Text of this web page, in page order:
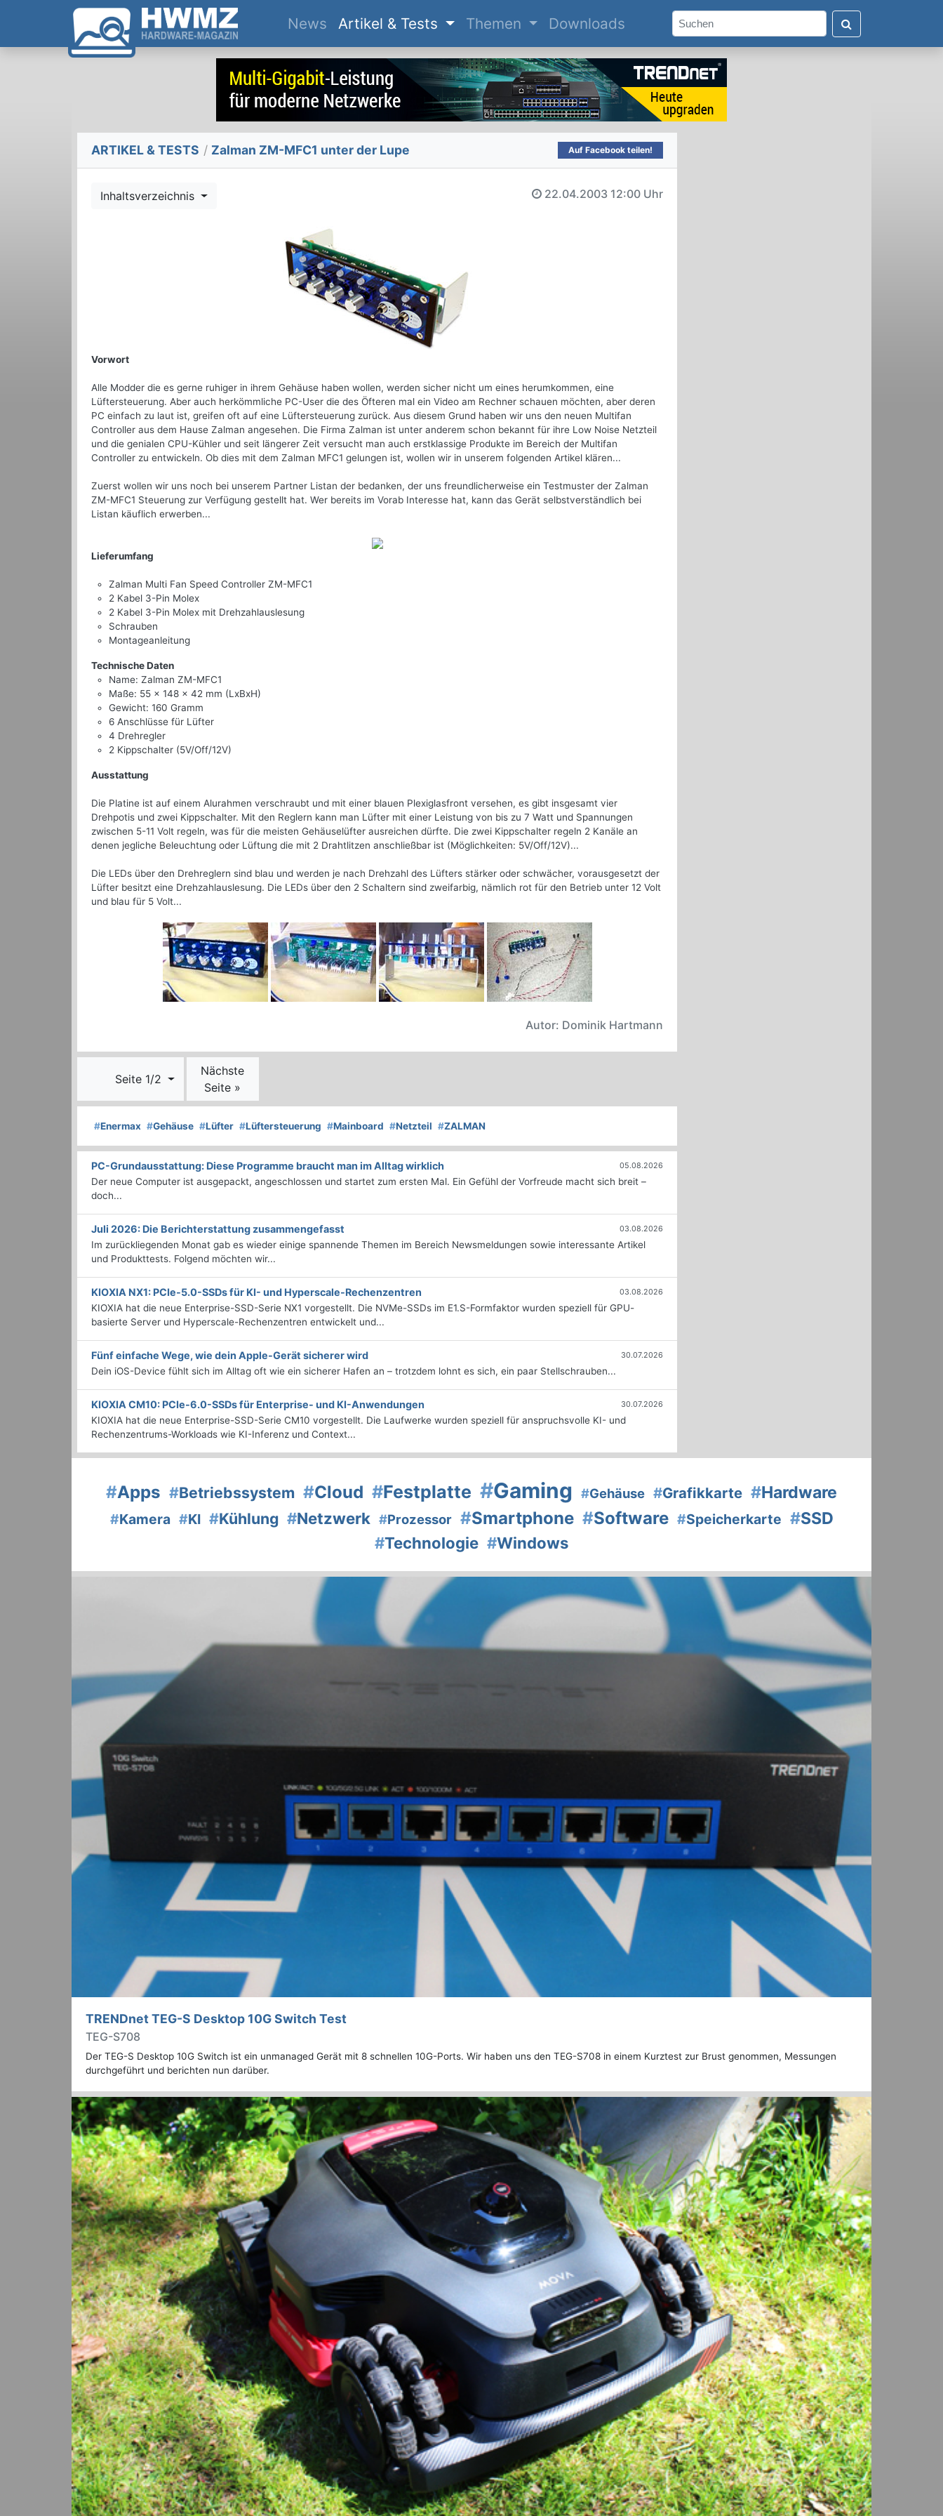
News(current)
Artikel & Tests Themen Downloads
ARTIKEL & TESTS / Zalman ZM-MFC1 unter der Lupe Auf Facebook teilen!
Inhaltsverzeichnis 22.04.2003 12:00 Uhr
Vorwort
Alle Modder die es gerne ruhiger in ihrem Gehäuse haben wollen, werden sicher nicht um eines herumkommen, eine
Lüftersteuerung. Aber auch herkömmliche PC-User die des Öfteren mal ein Video am Rechner schauen möchten, aber deren
PC einfach zu laut ist, greifen oft auf eine Lüftersteuerung zurück. Aus diesem Grund haben wir uns den neuen Multifan
Controller aus dem Hause Zalman angesehen. Die Firma Zalman ist unter anderem schon bekannt für ihre Low Noise Netzteil
und die genialen CPU-Kühler und seit längerer Zeit versucht man auch erstklassige Produkte im Bereich der Multifan
Controller zu entwickeln. Ob dies mit dem Zalman MFC1 gelungen ist, wollen wir in unserem folgenden Artikel klären...
Zuerst wollen wir uns noch bei unserem Partner Listan der bedanken, der uns freundlicherweise ein Testmuster der Zalman
ZM-MFC1 Steuerung zur Verfügung gestellt hat. Wer bereits im Vorab Interesse hat, kann das Gerät selbstverständlich bei
Listan käuflich erwerben...
Lieferumfang
Zalman Multi Fan Speed Controller ZM-MFC1
2 Kabel 3-Pin Molex
2 Kabel 3-Pin Molex mit Drehzahlauslesung
Schrauben
Montageanleitung
Technische Daten
Name: Zalman ZM-MFC1
Maße: 55 x 148 x 42 mm (LxBxH)
Gewicht: 160 Gramm
6 Anschlüsse für Lüfter
4 Drehregler
2 Kippschalter (5V/Off/12V)
Ausstattung
Die Platine ist auf einem Alurahmen verschraubt und mit einer blauen Plexiglasfront versehen, es gibt insgesamt vier
Drehpotis und zwei Kippschalter. Mit den Reglern kann man Lüfter mit einer Leistung von bis zu 7 Watt und Spannungen
zwischen 5-11 Volt regeln, was für die meisten Gehäuselüfter ausreichen dürfte. Die zwei Kippschalter regeln 2 Kanäle an
denen jegliche Beleuchtung oder Lüftung die mit 2 Drahtlitzen anschließbar ist (Möglichkeiten: 5V/Off/12V)...
Die LEDs über den Drehreglern sind blau und werden je nach Drehzahl des Lüfters stärker oder schwächer, vorausgesetzt der
Lüfter besitzt eine Drehzahlauslesung. Die LEDs über den 2 Schaltern sind zweifarbig, nämlich rot für den Betrieb unter 12 Volt
und blau für 5 Volt...
Autor: Dominik Hartmann
Seite 1/2
Nächste
Seite »
#Enermax #Gehäuse #Lüfter #Lüftersteuerung #Mainboard #Netzteil #ZALMAN
PC-Grundausstattung: Diese Programme braucht man im Alltag wirklich 05.08.2026
Der neue Computer ist ausgepackt, angeschlossen und startet zum ersten Mal. Ein Gefühl der Vorfreude macht sich breit –
doch...
Juli 2026: Die Bericht­erstattung zusammengefasst 03.08.2026
Im zurückliegenden Monat gab es wieder einige spannende Themen im Bereich Newsmeldungen sowie interessante Artikel
und Produkttests. Folgend möchten wir...
KIOXIA NX1: PCIe-5.0-SSDs für KI- und Hyperscale-Rechenzentren 03.08.2026
KIOXIA hat die neue Enterprise-SSD-Serie NX1 vorgestellt. Die NVMe-SSDs im E1.S-Formfaktor wurden speziell für GPU-
basierte Server und Hyperscale-Rechenzentren entwickelt und...
Fünf einfache Wege, wie dein Apple-Gerät sicherer wird 30.07.2026
Dein iOS-Device fühlt sich im Alltag oft wie ein sicherer Hafen an – trotzdem lohnt es sich, ein paar Stellschrauben...
KIOXIA CM10: PCIe-6.0-SSDs für Enterprise- und KI-Anwendungen 30.07.2026
KIOXIA hat die neue Enterprise-SSD-Serie CM10 vorgestellt. Die Laufwerke wurden speziell für anspruchsvolle KI- und
Rechenzentrums-Workloads wie KI-Inferenz und Context...
#Apps #Betriebssystem #Cloud #Festplatte #Gaming #Gehäuse #Grafikkarte #Hardware
#Kamera #KI #Kühlung #Netzwerk #Prozessor #Smartphone #Software #Speicherkarte #SSD
#Technologie #Windows
TRENDnet TEG-S Desktop 10G Switch Test
TEG-S708
Der TEG-S Desktop 10G Switch ist ein unmanaged Gerät mit 8 schnellen 10G-Ports. Wir haben uns den TEG-S708 in einem Kurztest zur Brust genommen, Messungen
durchgeführt und berichten nun darüber.